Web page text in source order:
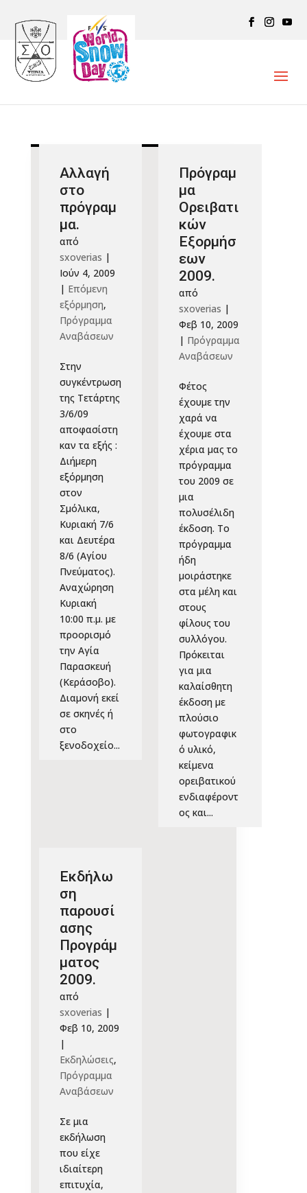
Αλλαγή
στο
πρόγραμ
μα.
από
sxoverias |
Ιούν 4, 2009
| Επόμενη
εξόρμηση,
Πρόγραμμα
Αναβάσεων
Στην
συγκέντρωση
της Τετάρτης
3/6/09
αποφασίστη
καν τα εξής :
Διήμερη
εξόρμηση
στον
Σμόλικα,
Κυριακή 7/6
και Δευτέρα
8/6 (Αγίου
Πνεύματος).
Αναχώρηση
Κυριακή
10:00 π.μ. με
προορισμό
την Αγία
Παρασκευή
(Κεράσοβο).
Διαμονή εκεί
σε σκηνές ή
στο
ξενοδοχείο...
Πρόγραμ
μα
Ορειβατι
κών
Εξορμήσ
εων
2009.
από
sxoverias |
Φεβ 10, 2009
| Πρόγραμμα
Αναβάσεων
Φέτος
έχουμε την
χαρά να
έχουμε στα
χέρια μας το
πρόγραμμα
του 2009 σε
μια
πολυσέλιδη
έκδοση. Το
πρόγραμμα
ήδη
μοιράστηκε
στα μέλη και
στους
φίλους του
συλλόγου.
Πρόκειται
για μια
καλαίσθητη
έκδοση με
πλούσιο
φωτογραφικ
ό υλικό,
κείμενα
ορειβατικού
ενδιαφέροντ
ος και...
Εκδήλω
ση
παρουσί
ασης
Προγράμ
ματος
2009.
από
sxoverias |
Φεβ 10, 2009
|
Εκδηλώσεις,
Πρόγραμμα
Αναβάσεων
Σε μια
εκδήλωση
που είχε
ιδιαίτερη
επιτυχία,